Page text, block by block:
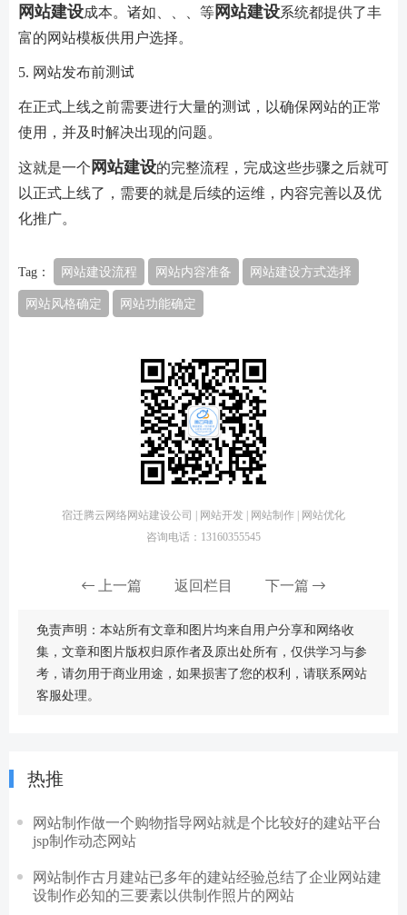
网站建设成本。诸如、、、等网站建设系统都提供了丰
富的网站模板供用户选择。
5. 网站发布前测试
在正式上线之前需要进行大量的测试，以确保网站的正常
使用，并及时解决出现的问题。
这就是一个 网站建设的完整流程，完成这些步骤之后就可
以正式上线了，需要的就是后续的运维，内容完善以及优
化推广。
Tag： 网站建设流程 网站内容准备 网站建设方式选择
网站风格确定 网站功能确定
宿迁腾云网络网站建设公司 | 网站开发 | 网站制作 | 网站优化
咨询电话：13160355545
上一篇 返回栏目 下一篇
免责声明：本站所有文章和图片均来自用户分享和网络收
集，文章和图片版权归原作者及原出处所有，仅供学习与参
考，请勿用于商业用途，如果损害了您的权利，请联系网站
客服处理。
热推
网站制作做一个购物指导网站就是个比较好的建站平台
jsp制作动态网站
网站制作古月建站已多年的建站经验总结了企业网站建
设制作必知的三要素以供制作照片的网站